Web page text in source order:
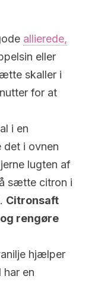
allierede,
eller
skaller i
for at
i en
i ovnen
lugten af
sætte citron i
Citronsaft
rengøre
hjælper
har en